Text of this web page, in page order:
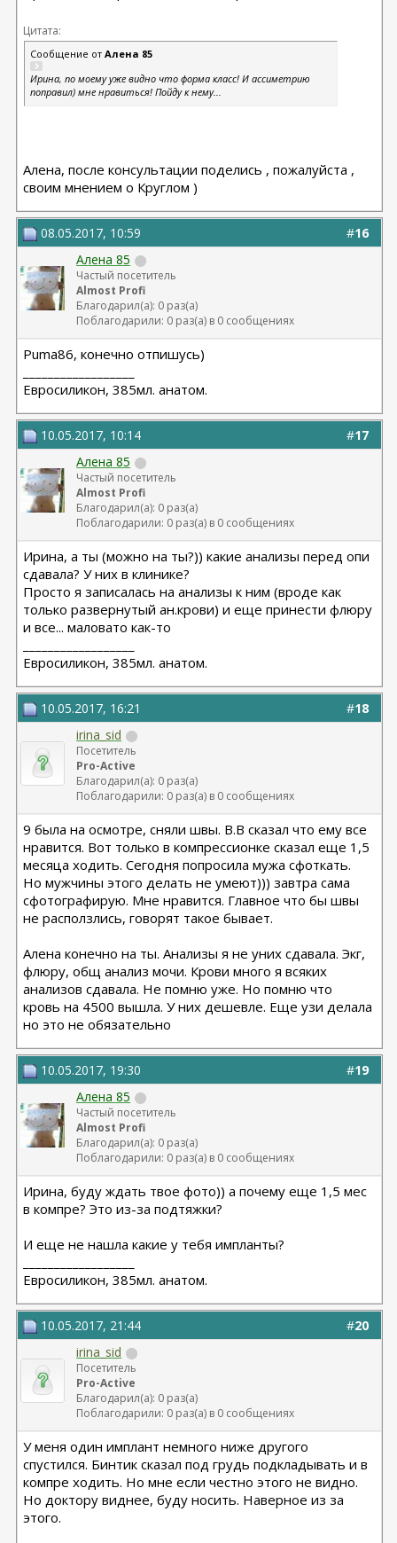
Цитата:
Сообщение отАлена 85
Ирина, по моему уже видно что форма класс! И ассиметрию
поправил) мне нравиться! Пойду к нему...
Алена, после консультации поделись , пожалуйста ,
своим мнением о Круглом )
#16
08.05.2017, 10:59
Алена 85
Частый посетитель
Almost Profi
Благодарил(а): 0 раз(а)
Поблагодарили: 0 раз(а) в 0 сообщениях
Puma86, конечно отпишусь)
Евросиликон, 385мл. анатом.
#17
10.05.2017, 10:14
Алена 85
Частый посетитель
Almost Profi
Благодарил(а): 0 раз(а)
Поблагодарили: 0 раз(а) в 0 сообщениях
Ирина, а ты (можно на ты?)) какие анализы перед опи
сдавала? У них в клинике?
Просто я записалась на анализы к ним (вроде как
только развернутый ан.крови) и еще принести флюру
и все... маловато как-то
Евросиликон, 385мл. анатом.
#18
10.05.2017, 16:21
irina_sid
Посетитель
Pro-Active
Благодарил(а): 0 раз(а)
Поблагодарили: 0 раз(а) в 0 сообщениях
9 была на осмотре, сняли швы. В.В сказал что ему все
нравится. Вот только в компрессионке сказал еще 1,5
месяца ходить. Сегодня попросила мужа сфоткать.
Но мужчины этого делать не умеют))) завтра сама
сфотографирую. Мне нравится. Главное что бы швы
не расползлись, говорят такое бывает.
Алена конечно на ты. Анализы я не уних сдавала. Экг,
флюру, общ анализ мочи. Крови много я всяких
анализов сдавала. Не помню уже. Но помню что
кровь на 4500 вышла. У них дешевле. Еще узи делала
но это не обязательно
#19
10.05.2017, 19:30
Алена 85
Частый посетитель
Almost Profi
Благодарил(а): 0 раз(а)
Поблагодарили: 0 раз(а) в 0 сообщениях
Ирина, буду ждать твое фото)) а почему еще 1,5 мес
в компре? Это из-за подтяжки?
И еще не нашла какие у тебя импланты?
Евросиликон, 385мл. анатом.
#20
10.05.2017, 21:44
irina_sid
Посетитель
Pro-Active
Благодарил(а): 0 раз(а)
Поблагодарили: 0 раз(а) в 0 сообщениях
У меня один имплант немного ниже другого
спустился. Бинтик сказал под грудь подкладывать и в
компре ходить. Но мне если честно этого не видно.
Но доктору виднее, буду носить. Наверное из за
этого.